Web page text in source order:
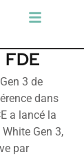
3 de
dans
a lancé la
Gen 3,
par